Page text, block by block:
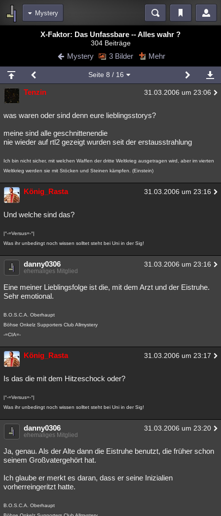
Mystery
Blogs Videos
Chat Wiki Neuigkeiten
meine Rubriken
Menschen Mystery Kriminalfälle
Spiritualität Verschwörungen Technologie
Natur Umfragen Unterhaltung
Philosophie Träume Orte Esoterik Literatur
Astronomie Helpdesk Gruppen Gaming Filme
Musik
Übersichten
Besucht
X-Faktor: Das Unfassbare -- Alles wahr ?
304 Beiträge
Mystery 3 Bilder Mehr
Seite 8 / 16
Tenzin 31.03.2006 um 23:06
was waren oder sind denn eure lieblingsstorys?
meine sind alle geschnittenendie
nie wieder auf rtl2 gezeigt wurden seit der erstausstrahlung
Ich bin nicht sicher, mit welchen Waffen der dritte Weltkrieg ausgetragen wird, aber im vierten
Weltkrieg werden sie mit Stöcken und Steinen kämpfen. (Einstein)
König_Rasta 31.03.2006 um 23:16
Und welche sind das?
|°-=Versus=-°|
Was ihr unbedingt noch wissen solltet steht bei Uni in der Sig!
danny0306 31.03.2006 um 23:16
ehemaliges Mitglied
Eine meiner Lieblingsfolge ist die, mit dem Arzt und der Eistruhe.
Sehr emotional.
B.O.S.C.A. Oberhaupt
Böhse Onkelz Supporters Club Allmystery
-=CIA=-
König_Rasta 31.03.2006 um 23:17
Is das die mit dem Hitzeschock oder?
|°-=Versus=-°|
Was ihr unbedingt noch wissen solltet steht bei Uni in der Sig!
danny0306 31.03.2006 um 23:20
ehemaliges Mitglied
Ja, genau. Als der Alte dann die Eistruhe benutzt, die früher schon
seinem Großvatergehört hat.
Ich glaube er merkt es daran, dass er seine Inizialien
vorherreingeritzt hatte.
B.O.S.C.A. Oberhaupt